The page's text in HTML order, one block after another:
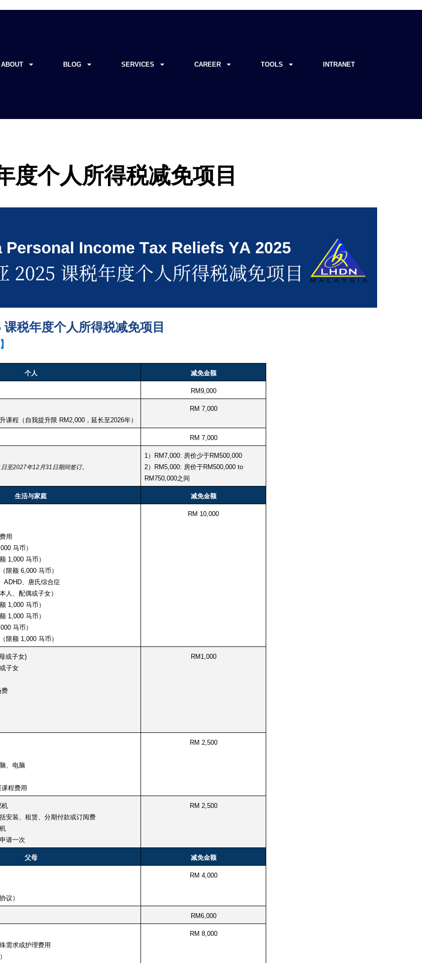
ABOUT BLOG SERVICES CAREER TOOLS INTRANET
度个人所得税减免项目
税年度个人所得税减免项目
个人 减免金额
RM9,000
课程（自我提升限 RM2,000，延长至2026年）
RM 7,000
RM 7,000
至2027年12月31日期间签订。
1）RM7,000: 房价少于RM500,000
2）RM5,000: 房价于RM500,000 to
RM750,000之间
生活与家庭 减免金额
用
马币）
1,000 马币）
限额 6,000 马币）
ADHD、唐氏综合症
人、配偶或子女）
1,000 马币）
1,000 马币）
马币）
限额 1,000 马币）
RM 10,000
或子女)
子女
费
RM1,000
、电脑
程费用
RM 2,500
机
安装、租赁、分期付款或订阅费
请一次
RM 2,500
父母 减免金额
议）
RM 4,000
RM6,000
需求或护理费用
RM 8,000